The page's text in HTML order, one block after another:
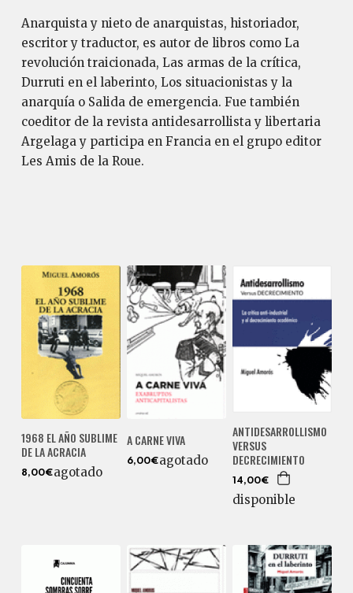
Anarquista y nieto de anarquistas, historiador,
escritor y traductor, es autor de libros como La
revolución traicionada, Las armas de la crítica,
Durruti en el laberinto, Los situacionistas y la
anarquía o Salida de emergencia. Fue también
coeditor de la revista antidesarrollista y libertaria
Argelaga y participa en Francia en el grupo editor
Les Amis de la Roue.
1968 EL AÑO SUBLIME
DE LA ACRACIA
8,00€agotado
A CARNE VIVA
6,00€agotado
ANTIDESARROLLISMO
VERSUS
DECRECIMIENTO
14,00€
disponible